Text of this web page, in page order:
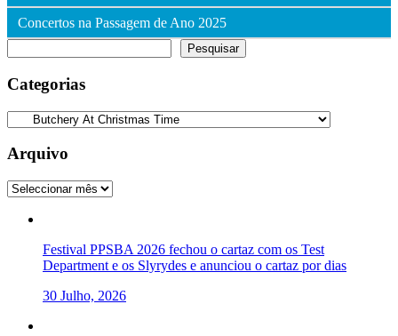
Concertos na Passagem de Ano 2025
Pesquisar
Categorias
Categorias
Arquivo
Arquivo
Festival PPSBA 2026 fechou o cartaz com os Test
Department e os Slyrydes e anunciou o cartaz por dias
30 Julho, 2026